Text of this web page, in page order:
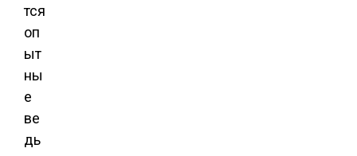
тся
оп
ыт
ны
е
ве
дь